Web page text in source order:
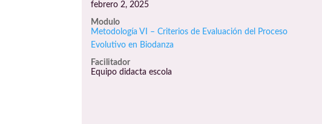
febrero 2, 2025
Modulo
Metodología VI – Criterios de Evaluación del Proceso
Evolutivo en Biodanza
Facilitador
Equipo didacta escola